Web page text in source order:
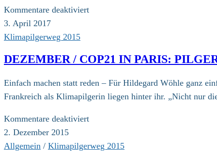
Kommentare deaktiviertfür
3. April 2017
Klimapilgerweg 2015
DEZEMBER / COP21 IN PARIS:
Einfach machen statt reden – Für Hildegard Wöhle ganz
Frankreich als Klimapilgerin liegen hinter ihr. „Nicht nur
Kommentare deaktiviertfür
/
2. Dezember 2015
Allgemein / Klimapilgerweg 2015